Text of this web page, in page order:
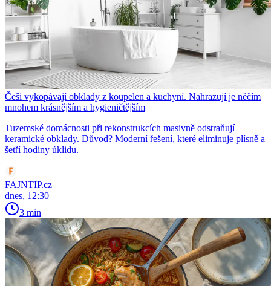
Češi vykopávají obklady z koupelen a kuchyní. Nahrazují je něčím
mnohem krásnějším a hygieničtějším
Tuzemské domácnosti při rekonstrukcích masivně odstraňují
keramické obklady. Důvod? Moderní řešení, které eliminuje plísně a
šetří hodiny úklidu.
FAJNTIP.cz
dnes, 12:30
3 min